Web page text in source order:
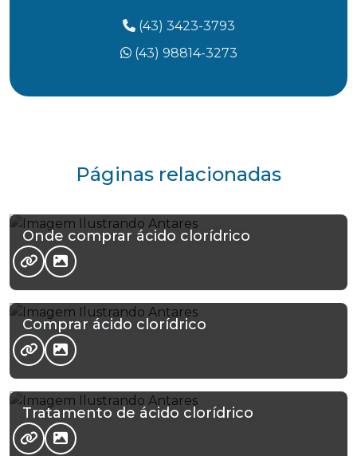
(43) 3423-3793
(43) 98814-3273
Páginas relacionadas
Onde comprar ácido clorídrico
Comprar ácido clorídrico
Tratamento de ácido clorídrico